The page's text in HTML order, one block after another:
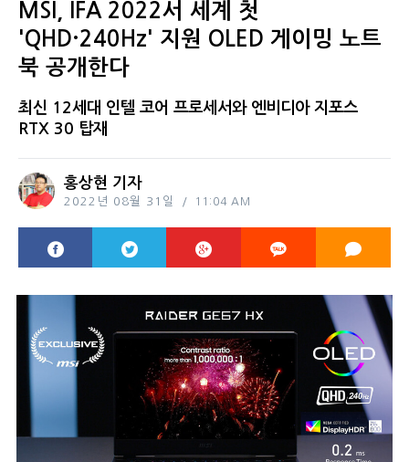
MSI, IFA 2022서 세계 첫
'QHD·240Hz' 지원 OLED 게이밍 노트
북 공개한다
최신 12세대 인텔 코어 프로세서와 엔비디아 지포스
RTX 30 탑재
홍상현 기자
2022년 08월 31일 11:04 AM